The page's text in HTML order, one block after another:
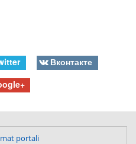
Вконтакте
portali